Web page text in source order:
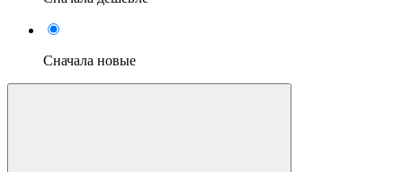
Сначала новые